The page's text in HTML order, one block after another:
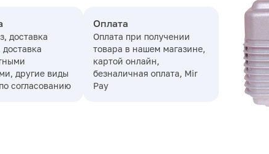
доставка
другие виды
согласованию
Оплата
Оплата при получении
товара в нашем магазине,
картой онлайн,
безналичная оплата, Mir
Pay